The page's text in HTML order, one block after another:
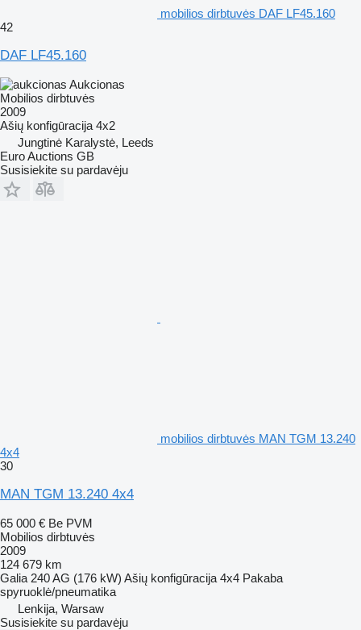
mobilios dirbtuvės DAF LF45.160
42
DAF LF45.160
Aukcionas
Mobilios dirbtuvės
2009
Ašių konfigūracija 4x2
Jungtinė Karalystė, Leeds
Euro Auctions GB
Susisiekite su pardavėju
mobilios dirbtuvės MAN TGM 13.240
4x4
30
MAN TGM 13.240 4x4
65 000 € Be PVM
Mobilios dirbtuvės
2009
124 679 km
Galia 240 AG (176 kW) Ašių konfigūracija 4x4 Pakaba
spyruoklė/pneumatika
Lenkija, Warsaw
Susisiekite su pardavėju